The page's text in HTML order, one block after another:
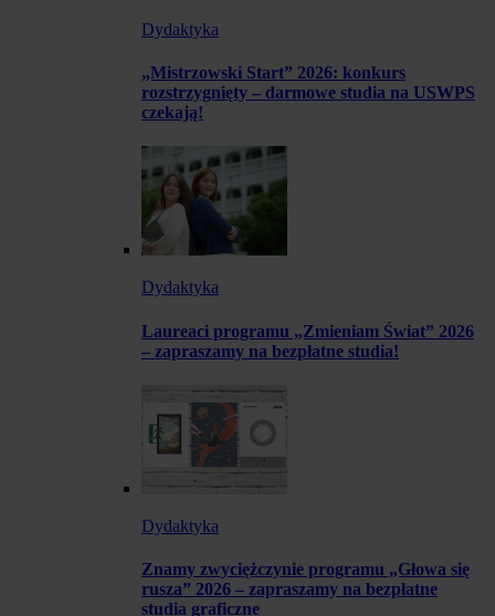
Dydaktyka
„Mistrzowski Start” 2026: konkurs
rozstrzygnięty – darmowe studia na USWPS
czekają!
Dydaktyka
Laureaci programu „Zmieniam Świat” 2026
– zapraszamy na bezpłatne studia!
Dydaktyka
Znamy zwyciężczynie programu „Głowa się
rusza” 2026 – zapraszamy na bezpłatne
studia graficzne